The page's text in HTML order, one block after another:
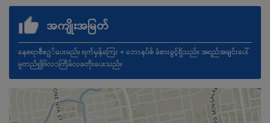
အကျိုးအမြတ်
နေစရာစီစဥ်ပေးမည်။ ရက်မှန်ကြေး + ဘောနပ်စ် ခံစားခွင့်ရှိသည်။ အရည်အချင်းပေါ်
မူတည်၍၆လ၁ကြိမ်လခတိုးပေးသည်။